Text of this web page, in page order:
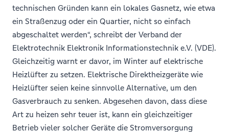
technischen Gründen kann ein lokales Gasnetz, wie etwa
ein Straßenzug oder ein Quartier, nicht so einfach
abgeschaltet werden“, schreibt der Verband der
Elektrotechnik Elektronik Informationstechnik e.V. (VDE).
Gleichzeitig warnt er davor, im Winter auf elektrische
Heizlüfter zu setzen. Elektrische Direktheizgeräte wie
Heizlüfter seien keine sinnvolle Alternative, um den
Gasverbrauch zu senken. Abgesehen davon, dass diese
Art zu heizen sehr teuer ist, kann ein gleichzeitiger
Betrieb vieler solcher Geräte die Stromversorgung